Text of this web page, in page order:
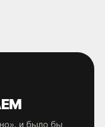
и было бы